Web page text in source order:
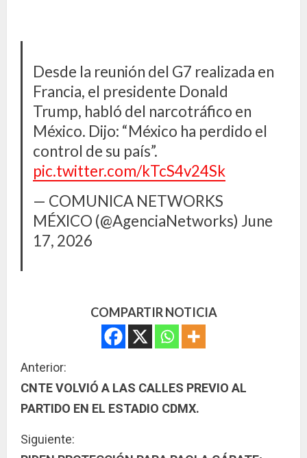
Desde la reunión del G7 realizada en
Francia, el presidente Donald
Trump, habló del narcotráfico en
México. Dijo: “México ha perdido el
control de su país”.
pic.twitter.com/kTcS4v24Sk
— COMUNICA NETWORKS
MÉXICO (@AgenciaNetworks) June
17, 2026
COMPARTIR NOTICIA
S
i
Anterior:
CNTE VOLVIÓ A LAS CALLES PREVIO AL
PARTIDO EN EL ESTADIO CDMX.
Siguiente: